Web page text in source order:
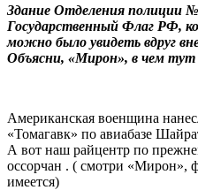
Здание Отделения полиции
Государственный Флаг РФ,
можно было увидеть вдруг
Объясни, «Мирон», в чем тут
Американская военщина
«Томагавк» по авиабазе
А вот наш райцентр по
оссорчан . ( смотри «Мирон»,
имеется)